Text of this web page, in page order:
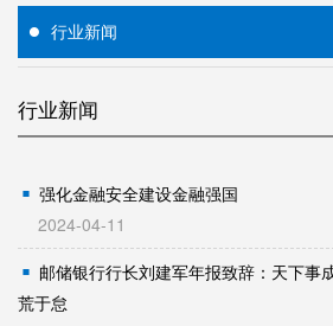
行业新闻
行业新闻
强化金融安全建设金融强国
2024-04-11
邮储银行行长刘建军年报致辞：天下事
荒于怠